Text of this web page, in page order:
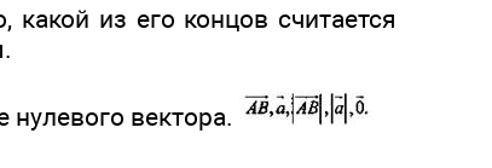
из его концов считается
нулевого вектора.